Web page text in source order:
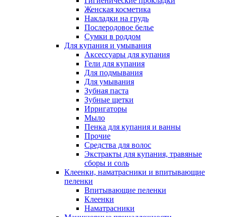
Женская косметика
Накладки на грудь
Послеродовое белье
Сумки в роддом
Для купания и умывания
Аксессуары для купания
Гели для купания
Для подмывания
Для умывания
Зубная паста
Зубные щетки
Ирригаторы
Мыло
Пенка для купания и ванны
Прочие
Средства для волос
Экстракты для купания, травяные
сборы и соль
Клеенки, наматрасники и впитывающие
пеленки
Впитывающие пеленки
Клеенки
Наматрасники